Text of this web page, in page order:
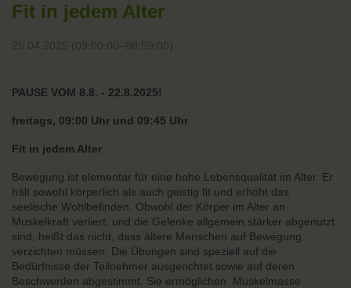
Fit in jedem Alter
25.04.2025 (09:00:00–08:59:00)
PAUSE VOM 8.8. - 22.8.2025!
freitags, 09:00 Uhr und 09:45 Uhr
Fit in jedem Alter
Bewegung ist elementar für eine hohe Lebensqualität im Alter. Er
hält sowohl körperlich als auch geistig fit und erhöht das
seelische Wohlbefinden. Obwohl der Körper im Alter an
Muskelkraft verliert, und die Gelenke allgemein stärker abgenutzt
sind, heißt das nicht, dass ältere Menschen auf Bewegung
verzichten müssen. Die Übungen sind speziell auf die
Bedürfnisse der Teilnehmer ausgerichtet sowie auf deren
Beschwerden abgestimmt. Sie ermöglichen Muskelmasse